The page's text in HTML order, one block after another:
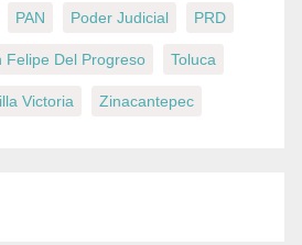
PAN Poder Judicial PRD
Felipe Del Progreso Toluca
Victoria Zinacantepec